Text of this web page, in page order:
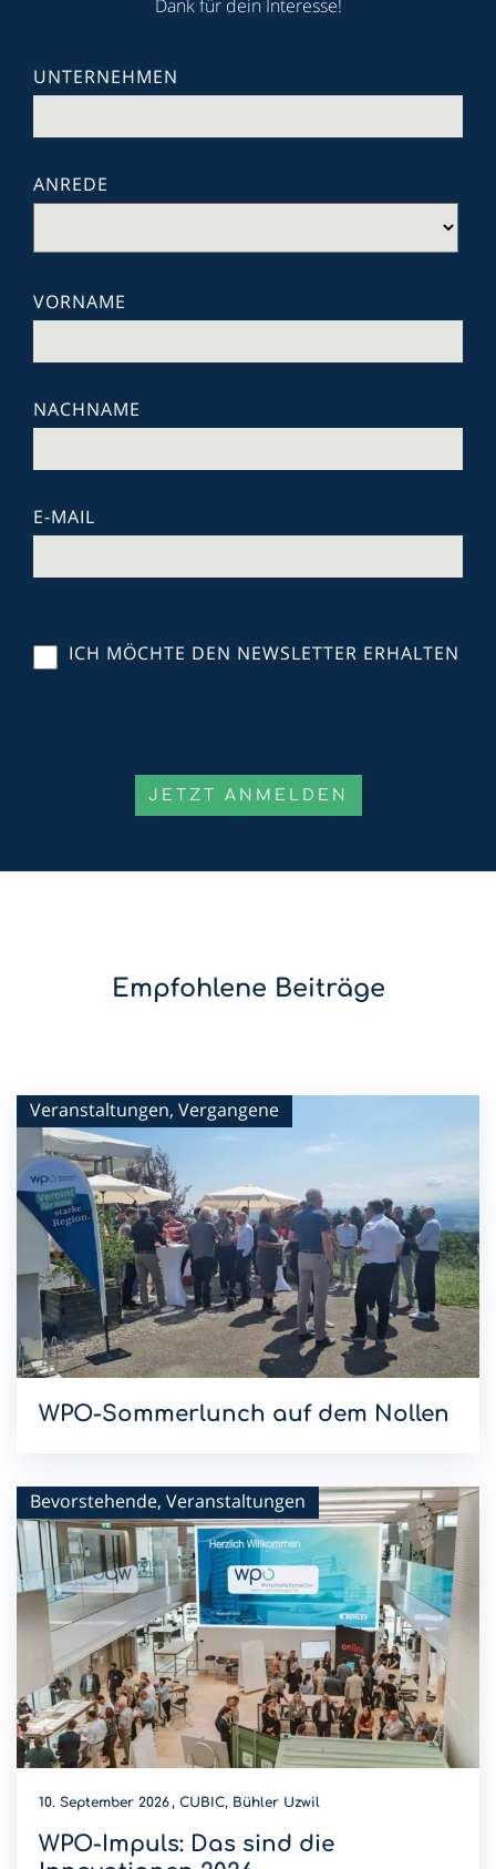
Dank für dein Interesse!
UNTERNEHMEN
ANREDE
VORNAME
NACHNAME
E-MAIL
ICH MÖCHTE DEN NEWSLETTER ERHALTEN
Empfohlene Beiträge
Veranstaltungen, Vergangene
WPO-Sommerlunch auf dem Nollen
Bevorstehende, Veranstaltungen
10. September 2026 CUBIC, Bühler Uzwil
WPO-Impuls: Das sind die